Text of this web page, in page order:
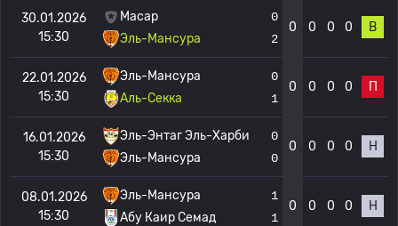
30.01.2026
15:30
Масар
Эль-Мансура
0
2
0 0 0 0 В
22.01.2026
15:30
Эль-Мансура
Аль-Секка
0
1
0 0 0 0 П
16.01.2026
15:30
Эль-Энтаг Эль-Харби
Эль-Мансура
0
0
0 0 0 0 Н
08.01.2026
15:30
Эль-Мансура
Абу Каир Семад
1
1
0 0 0 0 Н